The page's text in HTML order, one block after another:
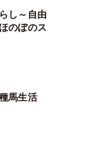
し～自由
のぼのス
馬生活